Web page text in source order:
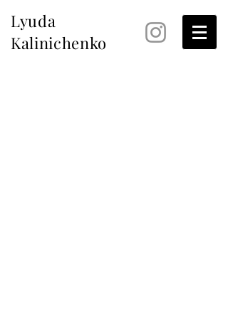
Lyuda
Kalinichenko